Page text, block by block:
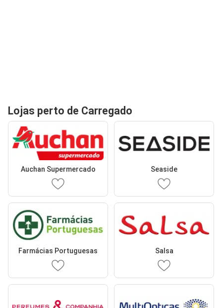
Lojas perto de Carregado
Auchan Supermercado Seaside
Farmácias Portuguesas Salsa